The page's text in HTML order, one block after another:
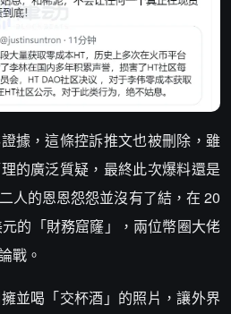
據，這條控訴推文也被刪除，雖
的廣泛質疑，最終此次爆料還是
人的恩恩怨怨並沒有了結，在 20
的「財務窟窿」，兩位幣圈大佬
戰。
並喝「交杯酒」的照片，讓外界